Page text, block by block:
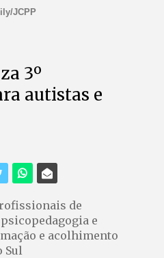
JCPP
3º
autistas e
de
e
e acolhimento
Sul